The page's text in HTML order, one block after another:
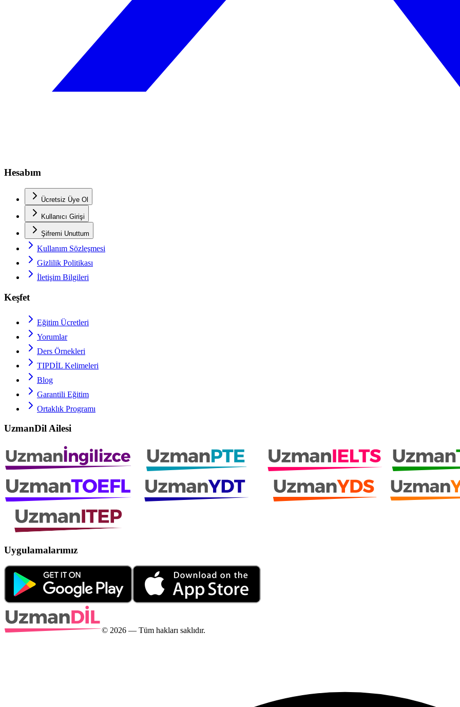
Hesabım
Ücretsiz Üye Ol
Kullanıcı Girişi
Şifremi Unuttum
Kullanım Sözleşmesi
Gizlilik Politikası
İletişim Bilgileri
Keşfet
Eğitim Ücretleri
Yorumlar
Ders Örnekleri
TIPDİL Kelimeleri
Blog
Garantili Eğitim
Ortaklık Programı
UzmanDil Ailesi
Uygulamalarımız
© 2026 — Tüm hakları saklıdır.